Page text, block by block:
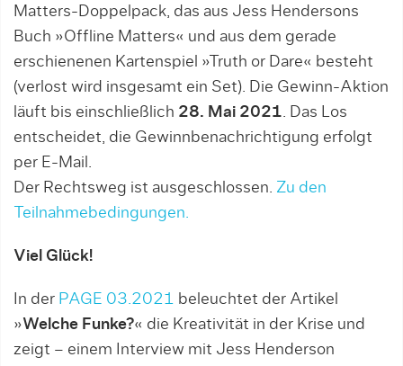
Matters-Doppelpack, das aus Jess Hendersons
Buch »Offline Matters« und aus dem gerade
erschienenen Kartenspiel »Truth or Dare« besteht
(verlost wird insgesamt ein Set). Die Gewinn-Aktion
läuft bis einschließlich 28. Mai 2021. Das Los
entscheidet, die Gewinnbenachrichtigung erfolgt
per E-Mail.
Der Rechtsweg ist ausgeschlossen. Zu den
Teilnahmebedingungen.
Viel Glück!
In der PAGE 03.2021 beleuchtet der Artikel
»Welche Funke?« die Kreativität in der Krise und
zeigt – einem Interview mit Jess Henderson